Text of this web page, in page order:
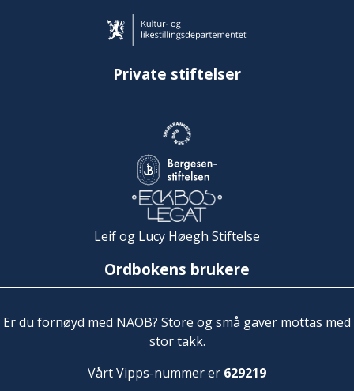
Private stiftelser
Leif og Lucy Høegh Stiftelse
Ordbokens brukere
Er du fornøyd med NAOB? Store og små gaver mottas med
stor takk.
Vårt Vipps-nummer er 629219